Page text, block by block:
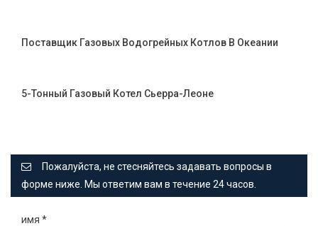
Поставщик Газовых Водогрейных Котлов В Океании
5-Тонный Газовый Котел Сьерра-Леоне
Пожалуйста, не стесняйтесь задавать вопросы в
форме ниже. Мы ответим вам в течение 24 часов.
имя *